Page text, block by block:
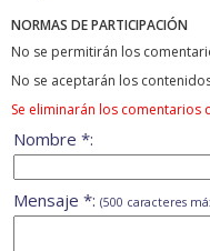
NORMAS DE PARTICIPACIÓN
No se permitirán los
No se aceptarán los
Se eliminarán los comentarios
Nombre *:
Mensaje *: (500 caracteres